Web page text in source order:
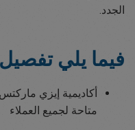
الجدد.
فيما يلي تفصيل
أكاديمية إيزي
متاحة لجميع العملاء